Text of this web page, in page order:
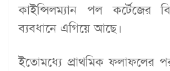
কাইন্সিলম্যান পল কর্টেজের
ব্যবধানে এগিয়ে আছে।
ইতোমধ্যে প্রাথমিক ফলাফলের